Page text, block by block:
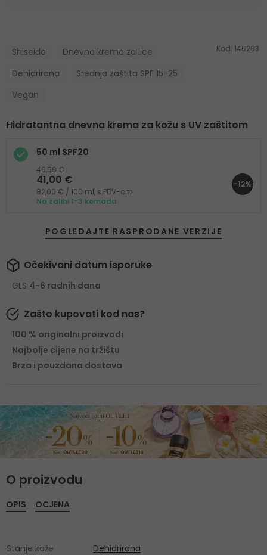
Shiseido
Dnevna krema za lice
Dehidrirana
Srednja zaštita SPF 15-25
Vegan
Kod: 146293
Hidratantna dnevna krema za kožu s UV zaštitom
50 ml SPF20
46,59 €
41,00 €
82,00 € / 100 ml, s PDV-om
Na zalihi 1-3 komada
-12%
POGLEDAJTE RASPRODANE VERZIJE
Očekivani datum isporuke
GLS 4-6 radnih dana
Zašto kupovati kod nas?
100 % originalni proizvodi
Najbolje cijene na tržištu
Brza i pouzdana dostava
O proizvodu
OPIS
Stanje kože
Dehidrirana
OCJENA